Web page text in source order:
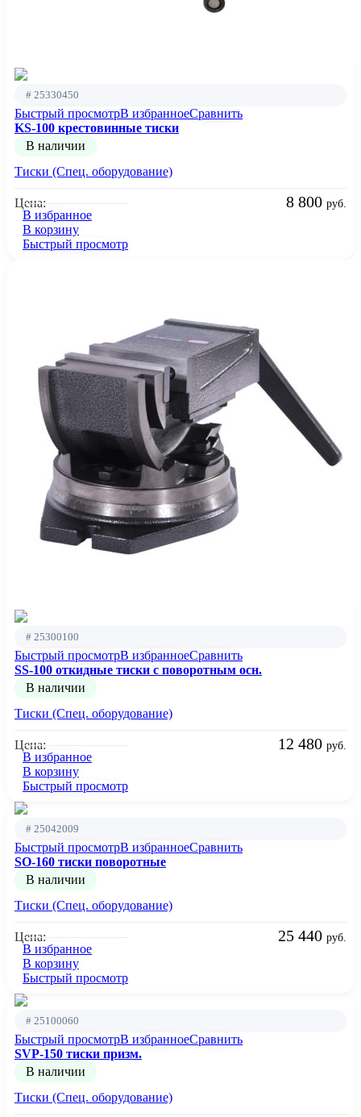
# 25330450
Быстрый просмотрВ избранноеСравнить
KS-100 крестовинные тиски
В наличии
Тиски (Спец. оборудование)
Цена: 8 800 руб.
В избранное
В корзину
Быстрый просмотр
# 25300100
Быстрый просмотрВ избранноеСравнить
SS-100 откидные тиски с поворотным осн.
В наличии
Тиски (Спец. оборудование)
Цена: 12 480 руб.
В избранное
В корзину
Быстрый просмотр
# 25042009
Быстрый просмотрВ избранноеСравнить
SO-160 тиски поворотные
В наличии
Тиски (Спец. оборудование)
Цена: 25 440 руб.
В избранное
В корзину
Быстрый просмотр
# 25100060
Быстрый просмотрВ избранноеСравнить
SVP-150 тиски призм.
В наличии
Тиски (Спец. оборудование)